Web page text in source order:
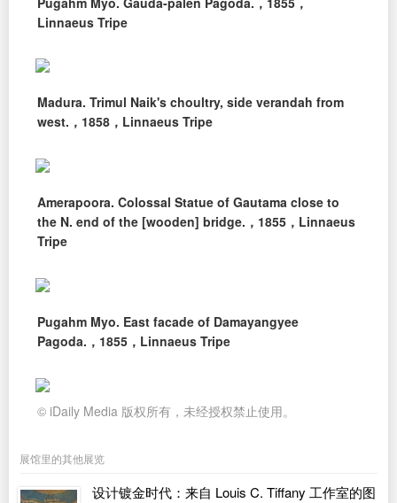
Linnaeus Tripe
Madura. Trimul Naik's choultry, side verandah from
west.，1858，Linnaeus Tripe
Amerapoora. Colossal Statue of Gautama close to
the N. end of the [wooden] bridge.，1855，Linnaeus
Tripe
Pugahm Myo. East facade of Damayangyee
Pagoda.，1855，Linnaeus Tripe
© iDaily Media 版权所有，未经授权禁止使用。
展馆里的其他展览
设计镀金时代：来自 Louis C. Tiffany 工作室的图